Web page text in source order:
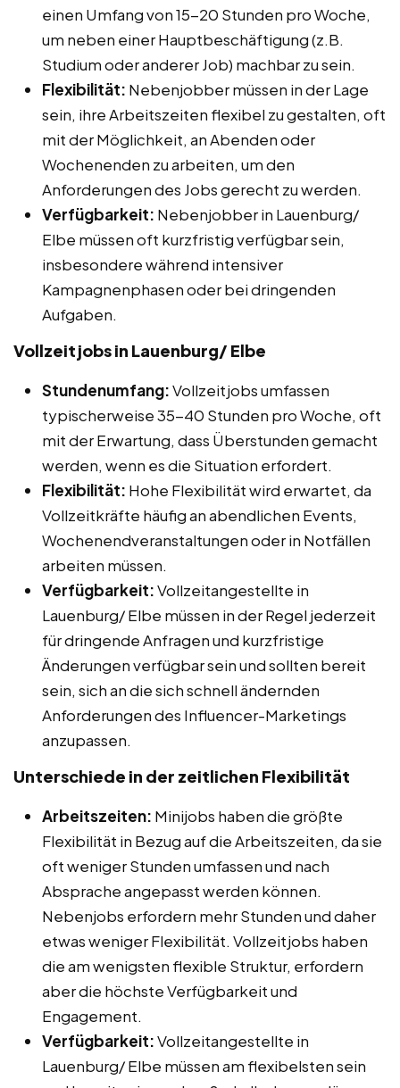
einen Umfang von 15-20 Stunden pro Woche,
um neben einer Hauptbeschäftigung (z.B.
Studium oder anderer Job) machbar zu sein.
Flexibilität: Nebenjobber müssen in der Lage
sein, ihre Arbeitszeiten flexibel zu gestalten, oft
mit der Möglichkeit, an Abenden oder
Wochenenden zu arbeiten, um den
Anforderungen des Jobs gerecht zu werden.
Verfügbarkeit: Nebenjobber in Lauenburg/
Elbe müssen oft kurzfristig verfügbar sein,
insbesondere während intensiver
Kampagnenphasen oder bei dringenden
Aufgaben.
Vollzeitjobs in Lauenburg/ Elbe
Stundenumfang:Vollzeitjobs umfassen
typischerweise 35-40 Stunden pro Woche, oft
mit der Erwartung, dass Überstunden gemacht
werden, wenn es die Situation erfordert.
Flexibilität: Hohe Flexibilität wird erwartet, da
Vollzeitkräfte häufig an abendlichen Events,
Wochenendveranstaltungen oder in Notfällen
arbeiten müssen.
Verfügbarkeit:Vollzeitangestellte in
Lauenburg/ Elbe müssen in der Regel jederzeit
für dringende Anfragen und kurzfristige
Änderungen verfügbar sein und sollten bereit
sein, sich an die sich schnell ändernden
Anforderungen des Influencer-Marketings
anzupassen.
Unterschiede in der zeitlichen Flexibilität
Arbeitszeiten: Minijobs haben die größte
Flexibilität in Bezug auf die Arbeitszeiten, da sie
oft weniger Stunden umfassen und nach
Absprache angepasst werden können.
Nebenjobs erfordern mehr Stunden und daher
etwas weniger Flexibilität. Vollzeitjobs haben
die am wenigsten flexible Struktur, erfordern
aber die höchste Verfügbarkeit und
Engagement.
Verfügbarkeit:Vollzeitangestellte in
Lauenburg/ Elbe müssen am flexibelsten sein